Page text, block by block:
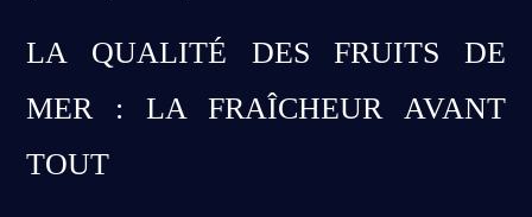
LA QUALITÉ DES FRUITS DE
MER : LA FRAÎCHEUR AVANT
TOUT